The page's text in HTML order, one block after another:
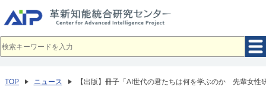
イ
ン
へ
TOP ニュース 【出版】冊子「AI世代の君たちは何を学ぶのか 先輩女